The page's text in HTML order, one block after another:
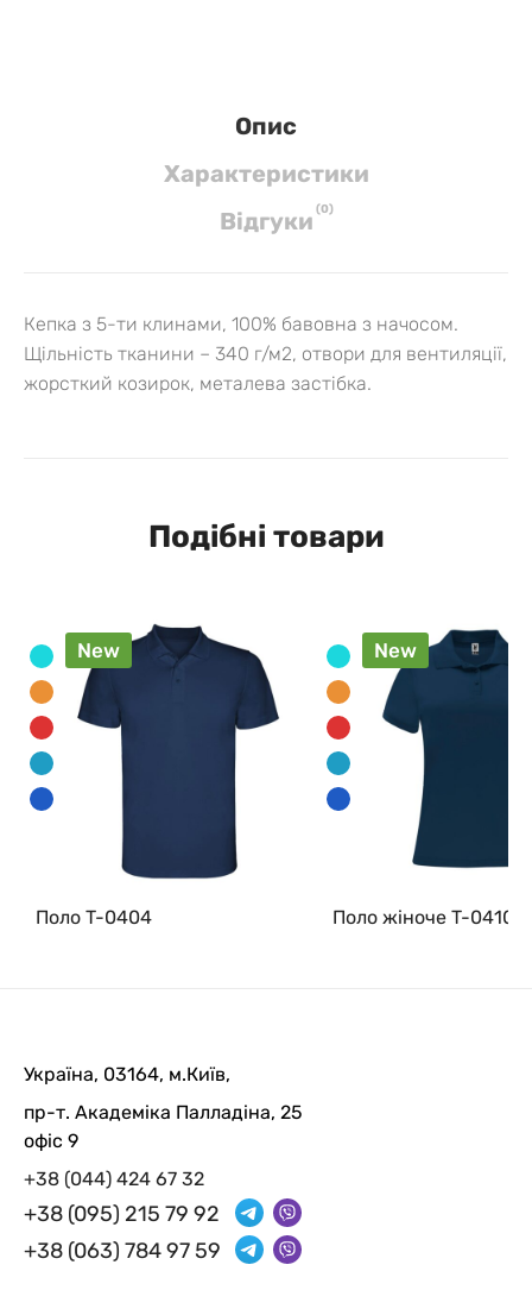
Опис
Характеристики
Вiдгуки (0)
Кепка з 5-ти клинами, 100% бавовна з начосом.
Щільність тканини – 340 г/м2, отвори для вентиляції,
жорсткий козирок, металева застібка.
Подібні товари
New
Поло T-0404
New
Поло жіноче T-0410
Україна, 03164, м.Київ,
пр-т. Академіка Палладіна, 25
офіс 9
+38 (044) 424 67 32
+38 (095) 215 79 92
+38 (063) 784 97 59